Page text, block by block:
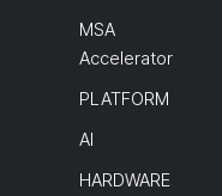
MSA
Accelerator
PLATFORM
AI
HARDWARE